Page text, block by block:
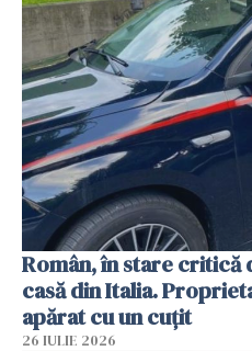
Român, în stare
casă din Italia.
apărat cu un cuțit
26 IULIE 2026